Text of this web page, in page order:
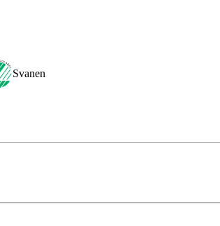
Svanen